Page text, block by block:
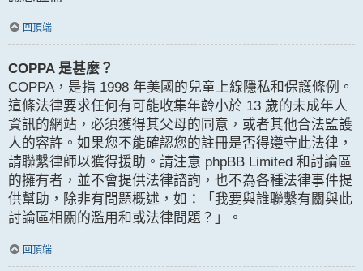
回頂端
COPPA 是甚麼？
COPPA，是指 1998 年美國的兒童上線隱私和保護條例。
這條法律要求任何有可能收集年齡小於 13 歲的未成年人
資訊的網站，必須獲得其父母的同意，或者其他合法監護
人的容許。如果您不能確認您的註冊是否得遵守此法律，
請聯繫律師以獲得援助。請注意 phpBB Limited 和討論區
的擁有者，並不會提供法律諮詢，也不為各種法律事件提
供幫助，除非有問題概述，如：「我要與誰聯繫有關與此
討論區相關的濫用和或法律問題？」。
回頂端